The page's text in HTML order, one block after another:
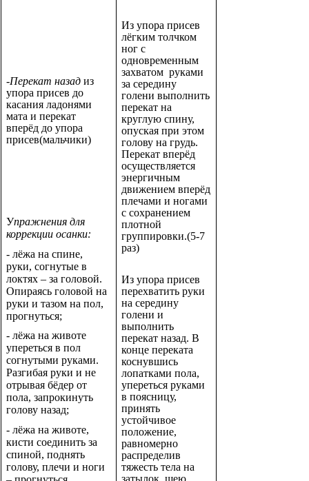
-Перекат назад из
упора присев до
касания ладонями
мата и перекат
вперёд до упора
присев(мальчики)
Упражнения для
коррекции осанки:
- лёжа на спине,
руки, согнутые в
локтях – за головой.
Опираясь головой на
руки и тазом на пол,
прогнуться;
- лёжа на животе
упереться в пол
согнутыми руками.
Разгибая руки и не
отрывая бёдер от
пола, запрокинуть
голову назад;
- лёжа на животе,
кисти соединить за
спиной, поднять
голову, плечи и ноги
Из упора присев
лёгким толчком
ног с
одновременным
захватом руками
за середину
голени выполнить
перекат на
круглую спину,
опуская при этом
голову на грудь.
Перекат вперёд
осуществляется
энергичным
движением вперёд
плечами и ногами
с сохранением
плотной
группировки.(5-7
раз)
Из упора присев
перехватить руки
на середину
голени и
выполнить
перекат назад. В
конце переката
коснувшись
лопатками пола,
упереться руками
в поясницу,
принять
устойчивое
положение,
равномерно
распределив
тяжесть тела на